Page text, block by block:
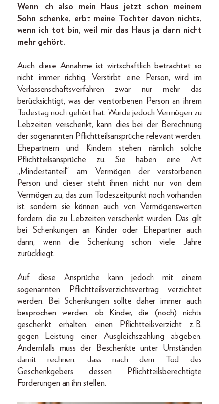
Wenn ich also mein Haus jetzt schon meinem
Sohn schenke, erbt meine Tochter davon nichts,
wenn ich tot bin, weil mir das Haus ja dann nicht
mehr gehört.
Auch diese Annahme ist wirtschaftlich betrachtet so
nicht immer richtig. Verstirbt eine Person, wird im
Verlassenschaftsverfahren zwar nur mehr das
berücksichtigt, was der verstorbenen Person an ihrem
Todestag noch gehört hat. Wurde jedoch Vermögen zu
Lebzeiten verschenkt, kann dies bei der Berechnung
der sogenannten Pflichtteilsansprüche relevant werden.
Ehepartnern und Kindern stehen nämlich solche
Pflichtteilsansprüche zu. Sie haben eine Art
„Mindestanteil“ am Vermögen der verstorbenen
Person und dieser steht ihnen nicht nur von dem
Vermögen zu, das zum Todeszeitpunkt noch vorhanden
ist, sondern sie können auch von Vermögenswerten
fordern, die zu Lebzeiten verschenkt wurden. Das gilt
bei Schenkungen an Kinder oder Ehepartner auch
dann, wenn die Schenkung schon viele Jahre
zurückliegt.
Auf diese Ansprüche kann jedoch mit einem
sogenannten Pflichtteilsverzichtsvertrag verzichtet
werden. Bei Schenkungen sollte daher immer auch
besprochen werden, ob Kinder, die (noch) nichts
geschenkt erhalten, einen Pflichtteilsverzicht z. B.
gegen Leistung einer Ausgleichszahlung abgeben.
Andernfalls muss der Beschenkte unter Umständen
damit rechnen, dass nach dem Tod des
Geschenkgebers dessen Pflichtteilsberechtigte
Forderungen an ihn stellen.